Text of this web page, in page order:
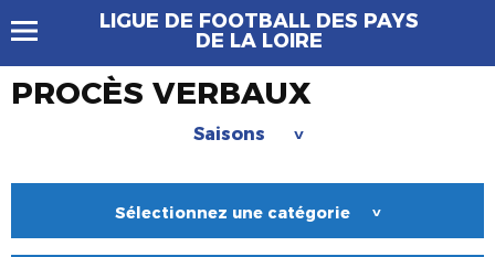
LIGUE DE FOOTBALL DES PAYS
DE LA LOIRE
PROCÈS VERBAUX
Saisons >
Sélectionnez une catégorie >